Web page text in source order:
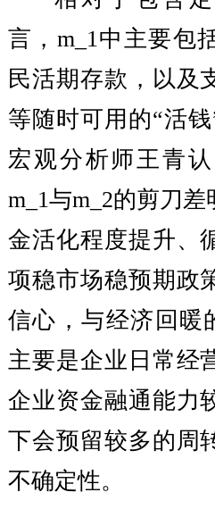
言，m_1中主要包
民活期存款，以及
等随时可用的“活
宏观分析师王青
m_1与m_2的剪刀
金活化程度提升、
项稳市场稳预期政
信心，与经济回暖
主要是企业日常经
企业资金融通能力
下会预留较多的周
不确定性。